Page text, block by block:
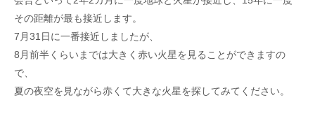
その距離が最も接近します。
7月31日に一番接近しましたが、
8月前半くらいまでは大きく赤い火星を見ることができますの
で、
夏の夜空を見ながら赤くて大きな火星を探してみてください。